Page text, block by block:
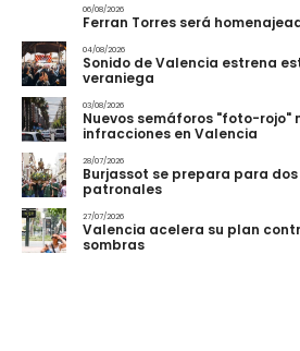
06/08/2026
Ferran Torres será
04/08/2026
Sonido de Valencia estrena
veraniega
03/08/2026
Nuevos semáforos "foto-rojo"
infracciones en Valencia
28/07/2026
Burjassot se prepara para
patronales
27/07/2026
Valencia acelera su plan
sombras